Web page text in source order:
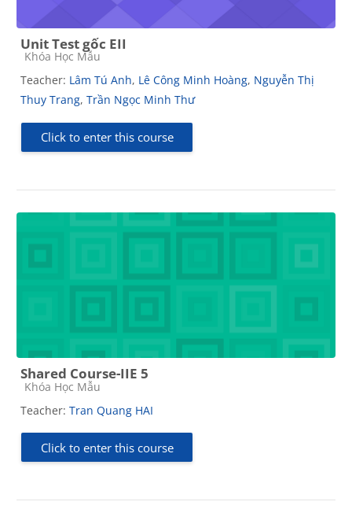
Unit Test gốc EII
Course category
Khóa Học Mẫu
Teacher: Lâm Tú Anh, Lê Công Minh Hoàng, Nguyễn Thị
Thuy Trang, Trần Ngọc Minh Thư
Click to enter this course
Shared Course-IIE 5
Course category
Khóa Học Mẫu
Teacher: Tran Quang HAI
Click to enter this course